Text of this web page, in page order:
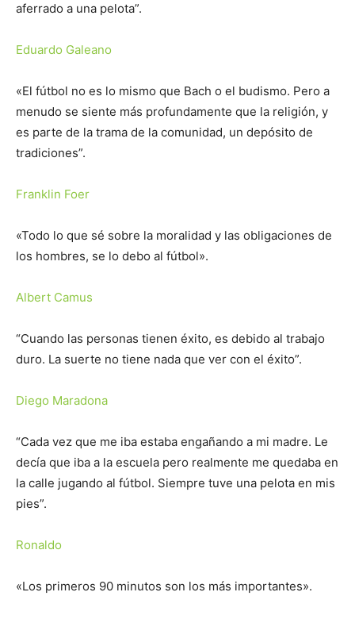
aferrado a una pelota”.
Eduardo Galeano
«El fútbol no es lo mismo que Bach o el budismo. Pero a
menudo se siente más profundamente que la religión, y
es parte de la trama de la comunidad, un depósito de
tradiciones”.
Franklin Foer
«Todo lo que sé sobre la moralidad y las obligaciones de
los hombres, se lo debo al fútbol».
Albert Camus
“Cuando las personas tienen éxito, es debido al trabajo
duro. La suerte no tiene nada que ver con el éxito”.
Diego Maradona
“Cada vez que me iba estaba engañando a mi madre. Le
decía que iba a la escuela pero realmente me quedaba en
la calle jugando al fútbol. Siempre tuve una pelota en mis
pies”.
Ronaldo
«Los primeros 90 minutos son los más importantes».